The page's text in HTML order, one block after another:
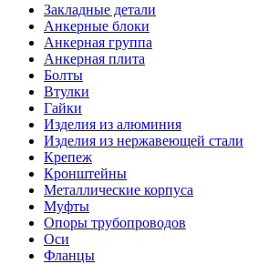
Закладные детали
Анкерные блоки
Анкерная группа
Анкерная плита
Болты
Втулки
Гайки
Изделия из алюминия
Изделия из нержавеющей стали
Крепеж
Кронштейны
Металлические корпуса
Муфты
Опоры трубопроводов
Оси
Фланцы